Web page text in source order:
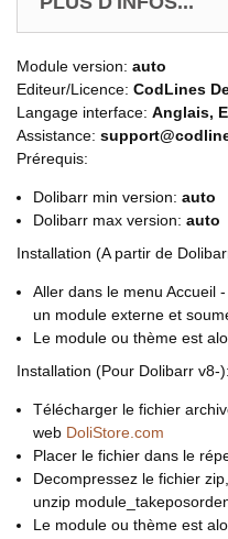
Module version: auto
Editeur/Licence: CodLines
Langage interface: Anglais,
Assistance:
Prérequis:
Dolibarr min version: auto
Dolibarr max version: auto
Installation (A partir de
Aller dans le menu Accueil
un module externe et
Le module ou thème est
Installation (Pour Dolibarr v8-):
Télécharger le fichier
web DoliStore.com
Placer le fichier dans le
Decompressez le fichier
unzip
Le module ou thème est